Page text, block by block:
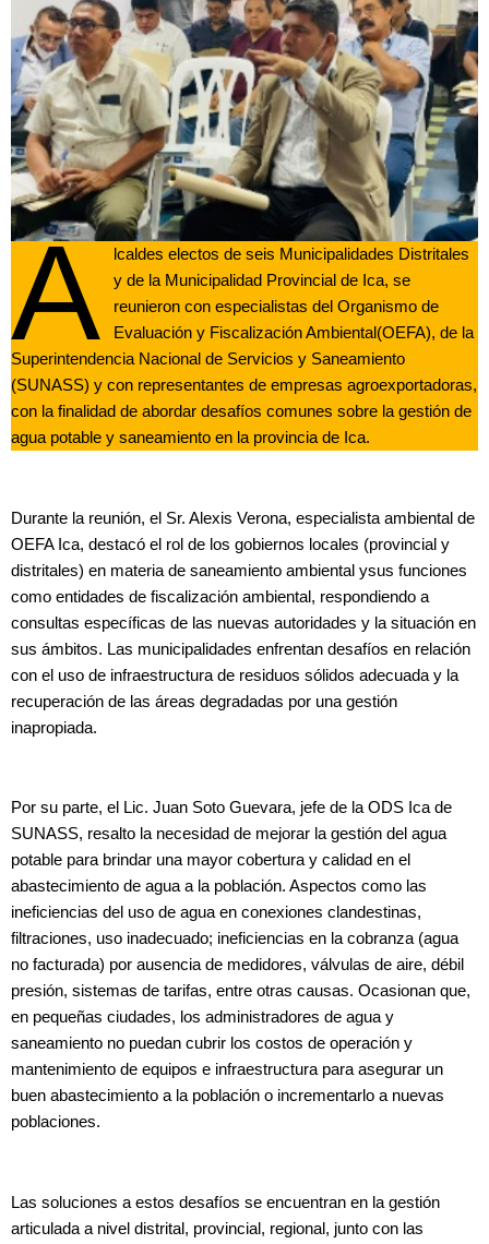
A
lcaldes electos de seis Municipalidades Distritales
y de la Municipalidad Provincial de Ica, se
reunieron con especialistas del Organismo de
Evaluación y Fiscalización Ambiental(OEFA), de la
Superintendencia Nacional de Servicios y Saneamiento
(SUNASS) y con representantes de empresas agroexportadoras,
con la finalidad de abordar desafíos comunes sobre la gestión de
agua potable y saneamiento en la provincia de Ica.
Durante la reunión, el Sr. Alexis Verona, especialista ambiental de
OEFA Ica, destacó el rol de los gobiernos locales (provincial y
distritales) en materia de saneamiento ambiental ysus funciones
como entidades de fiscalización ambiental, respondiendo a
consultas específicas de las nuevas autoridades y la situación en
sus ámbitos. Las municipalidades enfrentan desafíos en relación
con el uso de infraestructura de residuos sólidos adecuada y la
recuperación de las áreas degradadas por una gestión
inapropiada.
Por su parte, el Lic. Juan Soto Guevara, jefe de la ODS Ica de
SUNASS, resalto la necesidad de mejorar la gestión del agua
potable para brindar una mayor cobertura y calidad en el
abastecimiento de agua a la población. Aspectos como las
ineficiencias del uso de agua en conexiones clandestinas,
filtraciones, uso inadecuado; ineficiencias en la cobranza (agua
no facturada) por ausencia de medidores, válvulas de aire, débil
presión, sistemas de tarifas, entre otras causas. Ocasionan que,
en pequeñas ciudades, los administradores de agua y
saneamiento no puedan cubrir los costos de operación y
mantenimiento de equipos e infraestructura para asegurar un
buen abastecimiento a la población o incrementarlo a nuevas
poblaciones.
Las soluciones a estos desafíos se encuentran en la gestión
articulada a nivel distrital, provincial, regional, junto con las